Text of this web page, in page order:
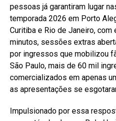
pessoas já garantiram lugar
temporada 2026 em Porto
Curitiba e Rio de Janeiro,
minutos, sessões extras
por ingressos que mobilizou
São Paulo, mais de 60 mil
comercializados em apenas
as apresentações se
Impulsionado por essa